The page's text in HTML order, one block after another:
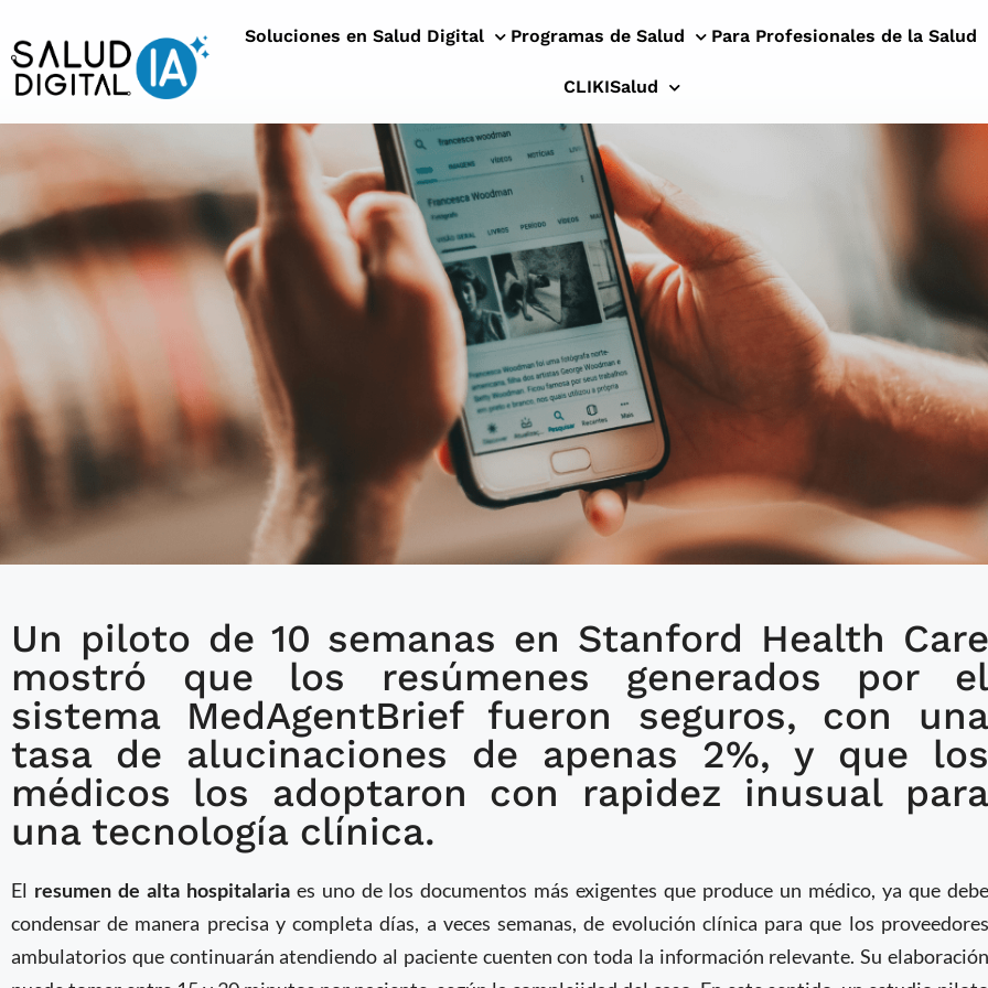
Soluciones en Salud Digital Programas de Salud Para Profesionales de la Salud
CLIKISalud
Herramienta de IA desarrollada en Stanford
redujo agotamiento de médicos al automatizar
resúmenes de alta hospitalaria
Un piloto de 10 semanas en Stanford Health Care
mostró que los resúmenes generados por el
sistema MedAgentBrief fueron seguros, con una
tasa de alucinaciones de apenas 2%, y que los
médicos los adoptaron con rapidez inusual para
una tecnología clínica.
El resumen de alta hospitalariaes uno de los documentos más exigentes que produce un médico, ya que debe
condensar de manera precisa y completa días, a veces semanas, de evolución clínica para que los proveedores
ambulatorios que continuarán atendiendo al paciente cuenten con toda la información relevante. Su elaboración